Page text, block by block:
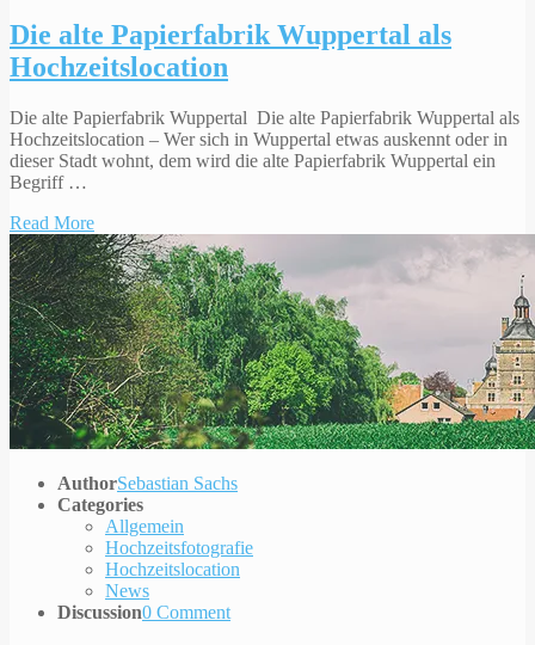
Die alte Papierfabrik Wuppertal als
Hochzeitslocation
Die alte Papierfabrik Wuppertal Die alte Papierfabrik Wuppertal als
Hochzeitslocation – Wer sich in Wuppertal etwas auskennt oder in
dieser Stadt wohnt, dem wird die alte Papierfabrik Wuppertal ein
Begriff …
Read More
AuthorSebastian Sachs
Categories
Allgemein
Hochzeitsfotografie
Hochzeitslocation
News
Discussion0 Comment